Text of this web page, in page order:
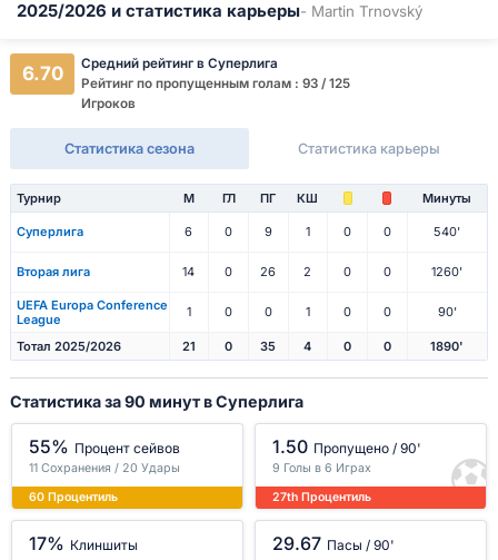
2025/2026 и статистика карьеры- Martin Trnovský
6.70
Средний рейтинг в Суперлига
Рейтинг по пропущенным голам : 93 / 125
Игроков
Статистика сезона Статистика карьеры
Турнир М ГЛ ПГ КШ Минуты
Суперлига 6 0 9 1 0 0 540'
Вторая лига 14 0 26 2 0 0 1260'
UEFA Europa Conference
League
1 0 0 1 0 0 90'
Тотал 2025/2026 21 0 35 4 0 0 1890'
Статистика за 90 минут в Суперлига
55% Процент сейвов
11 Сохранения / 20 Удары
60 Процентиль
1.50 Пропущено / 90'
9 Голы в 6 Играх
27th Процентиль
17% Клиншиты 29.67 Пасы / 90'